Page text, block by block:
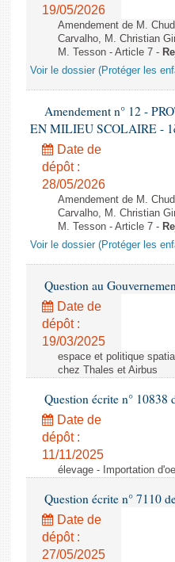
19/05/2026
Amendement de M.
Carvalho, M. Christian
M. Tesson - Article 7 -
Voir le dossier (Protéger les
Amendement n° 12 -
EN MILIEU SCOLAIRE -
Date de
dépôt :
28/05/2026
Amendement de M.
Carvalho, M. Christian
M. Tesson - Article 7 -
Voir le dossier (Protéger les
Question au
Date de
dépôt :
19/03/2025
espace et politique
chez Thales et Airbus
Question écrite n° 10838
Date de
dépôt :
11/11/2025
élevage - Importation
Question écrite n° 7110
Date de
dépôt :
27/05/2025